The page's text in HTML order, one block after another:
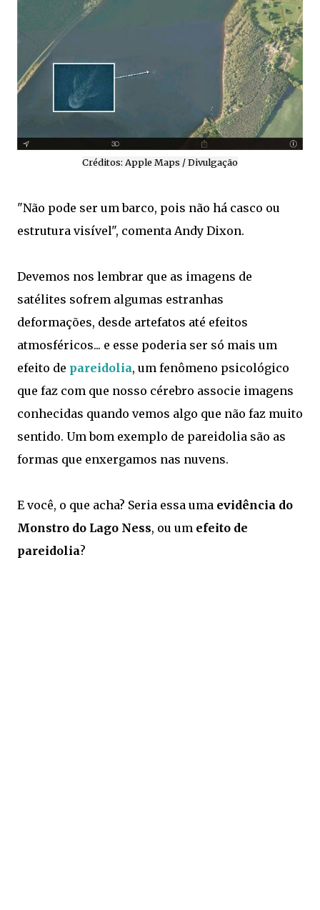
Créditos: Apple Maps / Divulgação
"Não pode ser um barco, pois não há casco ou
estrutura visível", comenta Andy Dixon.
Devemos nos lembrar que as imagens de
satélites sofrem algumas estranhas
deformações, desde artefatos até efeitos
atmosféricos... e esse poderia ser só mais um
efeito de pareidolia, um fenômeno psicológico
que faz com que nosso cérebro associe imagens
conhecidas quando vemos algo que não faz muito
sentido. Um bom exemplo de pareidolia são as
formas que enxergamos nas nuvens.
E você, o que acha? Seria essa uma evidência do
Monstro do Lago Ness, ou um efeito de
pareidolia?